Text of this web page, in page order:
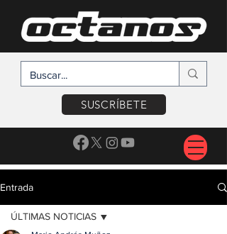
SUSCRÍBETE
Entrada
ÚLTIMAS NOTICIAS